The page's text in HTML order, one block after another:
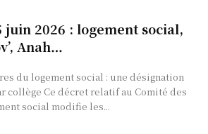
juin 2026 : logement social,
Anah…
du logement social : une désignation
collège Ce décret relatif au Comité des
social modifie les...